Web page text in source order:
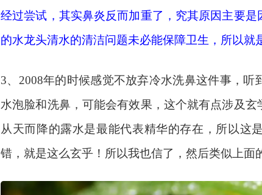
经过尝试，其实鼻炎反而加重了，究其原因主要
的水龙头清水的清洁问题未必能保障卫生，所以就
3、2008年的时候感觉不放弃冷水洗鼻这件事，
水泡脸和洗鼻，可能会有效果，这个就有点涉及
从天而降的露水是最能代表精华的存在，所以这
错，就是这么玄乎！所以我也信了，然后类似上面